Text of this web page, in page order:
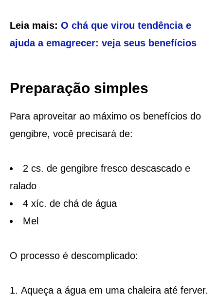
Leia mais: O chá que virou tendência e
ajuda a emagrecer: veja seus benefícios
Preparação simples
Para aproveitar ao máximo os benefícios do
gengibre, você precisará de:
2 cs. de gengibre fresco descascado e
ralado
4 xíc. de chá de água
Mel
O processo é descomplicado:
Aqueça a água em uma chaleira até ferver.